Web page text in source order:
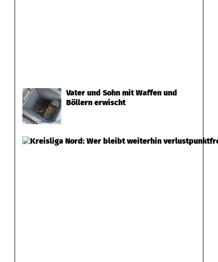
Vater und Sohn mit Waffen und
Böllern erwischt